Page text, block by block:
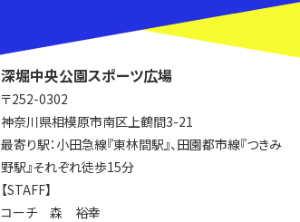
深堀中央公園スポーツ広場
〒252-0302
神奈川県相模原市南区上鶴間3-21
最寄り駅：小田急線『東林間駅』、田園都市線『つきみ
野駅』それぞれ徒歩15分
【STAFF】
コーチ 森 裕幸